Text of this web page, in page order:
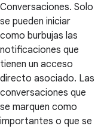
Conversaciones. Solo
se pueden iniciar
como burbujas las
notificaciones que
tienen un acceso
directo asociado. Las
conversaciones que
se marquen como
importantes o que se